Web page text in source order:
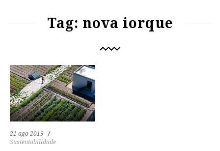
Tag: nova iorque
21 ago 2019
Sustentabilidade